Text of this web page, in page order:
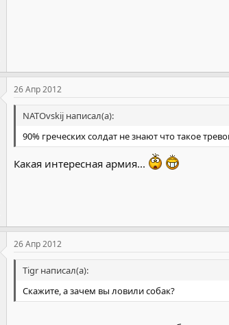
26 Апр 2012
NATOvskij написал(а):
90% греческих солдат не знают что такое
Какая интересная армия...
26 Апр 2012
Tigr написал(а):
Скажите, а зачем вы ловили собак?